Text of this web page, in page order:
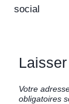
social
Votre
obligatoires